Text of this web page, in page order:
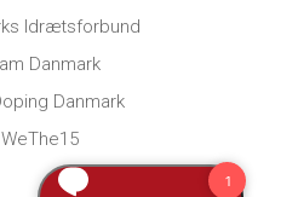
Idrætsforbund
Danmark
Danmark
WeThe15